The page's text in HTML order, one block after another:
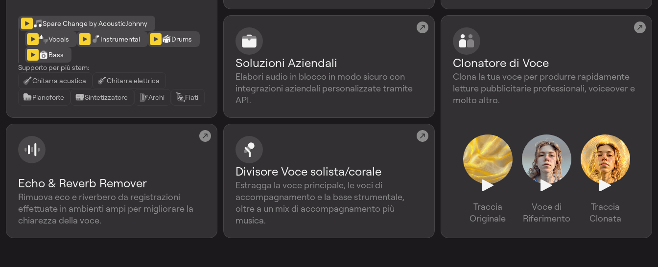
Spare Change by AcousticJohnny
Vocals
Instrumental
Drums
Bass
Supporto per più stem:
Chitarra acustica
Chitarra elettrica
Pianoforte
Sintetizzatore Archi Fiati
Soluzioni Aziendali
Elabori audio in blocco in modo sicuro con
integrazioni aziendali personalizzate tramite
API.
Clonatore di Voce
Clona la tua voce per produrre rapidamente
letture pubblicitarie professionali, voiceover e
molto altro.
Traccia
Originale
Voce di
Riferimento
Traccia
Clonata
Echo & Reverb Remover
Rimuova eco e riverbero da registrazioni
effettuate in ambienti ampi per migliorare la
chiarezza della voce.
Divisore Voce solista/corale
Estragga la voce principale, le voci di
accompagnamento e la base strumentale,
oltre a un mix di accompagnamento più
musica.